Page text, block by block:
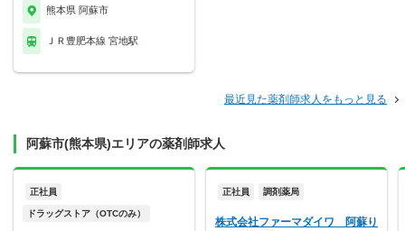
熊本県 阿蘇市
ＪＲ豊肥本線 宮地駅
最近見た薬剤師求人をもっと見る
阿蘇市(熊本県)エリアの薬剤師求人
正社員
ドラッグストア（OTCのみ）
正社員 調剤薬局
株式会社ファーマダイワ 阿蘇り